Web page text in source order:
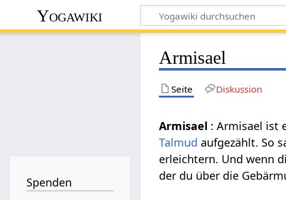
Yogawiki
Armisael
Seite Diskussion
Armisael : Armisael ist
Talmud aufgezählt. So
erleichtern. Und wenn
der du über die
Spenden